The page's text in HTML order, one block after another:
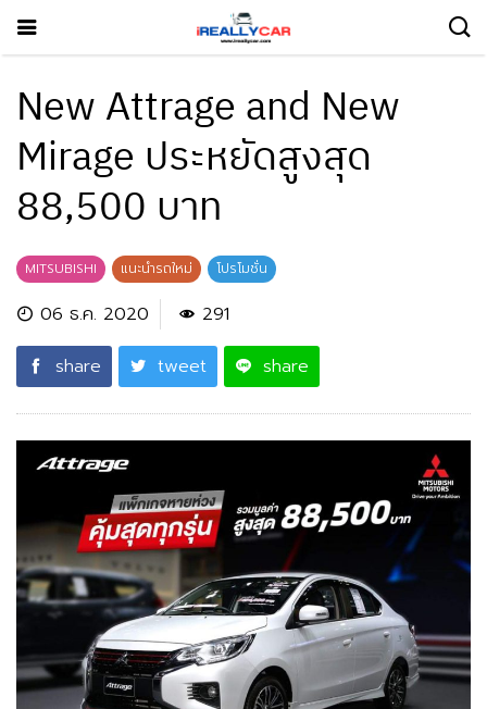
New Attrage and New
Mirage ประหยัดสูงสุด
88,500 บาท
MITSUBISHI แนะนำรถใหม่ โปรโมชั่น
06 ธ.ค. 2020
291
share
tweet share